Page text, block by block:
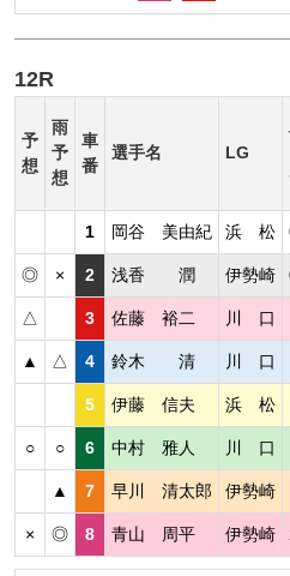
12R
予
想
雨
予
想
車
番
選手名 LG
1 岡谷 美由紀 浜 松
◎ × 2 浅香 潤 伊勢崎
△ 3 佐藤 裕二 川 口
▲ △ 4 鈴木 清 川 口
5 伊藤 信夫 浜 松
○ ○ 6 中村 雅人 川 口
▲ 7 早川 清太郎 伊勢崎
× ◎ 8 青山 周平 伊勢崎